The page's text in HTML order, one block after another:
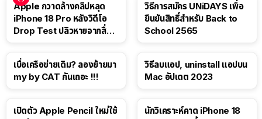
Apple กวาดล้างคลิปหลุด
iPhone 18 Pro หลังวิดีโอ
Drop Test ปลิวหายจากสื่อ
วิธีการสมัคร UNiDAYS เพื่อ
ยืนยันสิทธิ์สำหรับ Back to
School 2565
เบื่อเครือข่ายเดิม? ลองย้ายมา
my by CAT กันเถอะ !!!
วิธีลบแอป, uninstall แอปบน
Mac อัปเดต 2023
เปิดตัว Apple Pencil ใหม่ใช้
นักวิเคราะห์คาด iPhone 18